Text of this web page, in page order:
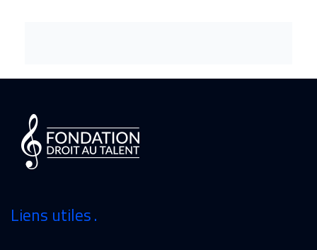
Liens utiles